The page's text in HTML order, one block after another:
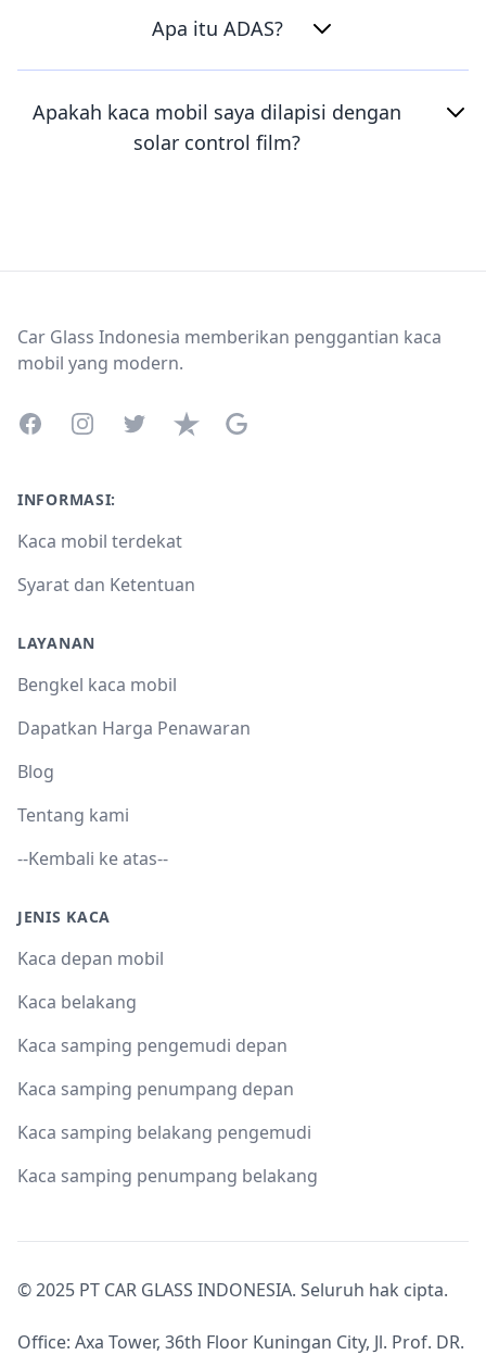
Apa itu ADAS?
Apakah kaca mobil saya dilapisi dengan
solar control film?
Car Glass Indonesia memberikan penggantian kaca
mobil yang modern.
FacebookInstagramTwitterTrustpilotGoogle Business Profile
INFORMASI:
Kaca mobil terdekat
Syarat dan Ketentuan
LAYANAN
Bengkel kaca mobil
Dapatkan Harga Penawaran
Blog
Tentang kami
--Kembali ke atas--
JENIS KACA
Kaca depan mobil
Kaca belakang
Kaca samping pengemudi depan
Kaca samping penumpang depan
Kaca samping belakang pengemudi
Kaca samping penumpang belakang
© 2025 PT CAR GLASS INDONESIA. Seluruh hak cipta.
Office: Axa Tower, 36th Floor Kuningan City, Jl. Prof. DR.